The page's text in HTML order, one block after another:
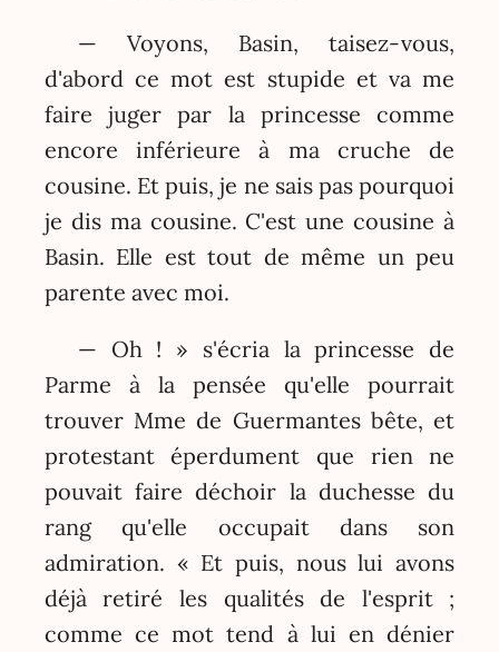
— Voyons, Basin, taisez-vous,
d'abord ce mot est stupide et va me
faire juger par la princesse comme
encore inférieure à ma cruche de
cousine. Et puis, je ne sais pas pourquoi
je dis ma cousine. C'est une cousine à
Basin. Elle est tout de même un peu
parente avec moi.
— Oh ! » s'écria la princesse de
Parme à la pensée qu'elle pourrait
trouver Mme de Guermantes bête, et
protestant éperdument que rien ne
pouvait faire déchoir la duchesse du
rang qu'elle occupait dans son
admiration. « Et puis, nous lui avons
déjà retiré les qualités de l'esprit ;
comme ce mot tend à lui en dénier